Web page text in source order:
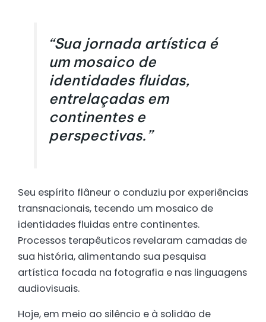
“Sua jornada artística é
um mosaico de
identidades fluidas,
entrelaçadas em
continentes e
perspectivas.”
Seu espírito flâneur o conduziu por experiências
transnacionais, tecendo um mosaico de
identidades fluidas entre continentes.
Processos terapêuticos revelaram camadas de
sua história, alimentando sua pesquisa
artística focada na fotografia e nas linguagens
audiovisuais.
Hoje, em meio ao silêncio e à solidão de